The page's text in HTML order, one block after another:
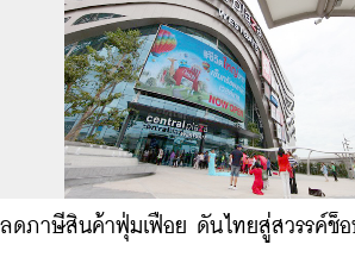
ลดภาษีสินค้าฟุ่มเฟือย ดันไทยสู่สวรรค์ช็